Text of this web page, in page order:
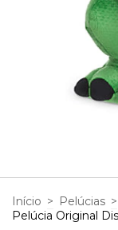
Início > Pelúcias >
Pelúcia Original